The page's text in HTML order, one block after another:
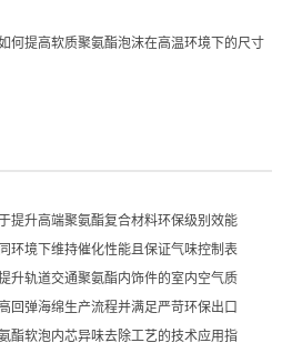
何提高软质聚氨酯泡沫在高温环境下的尺寸
提升高端聚氨酯复合材料环保级别效能
环境下维持催化性能且保证气味控制表
升轨道交通聚氨酯内饰件的室内空气质
回弹海绵生产流程并满足严苛环保出口
酯软泡内芯异味去除工艺的技术应用指